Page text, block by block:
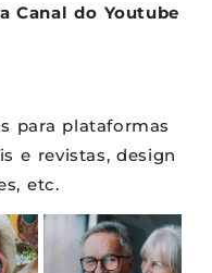
Canal do Youtube
para plataformas
e revistas, design
etc.